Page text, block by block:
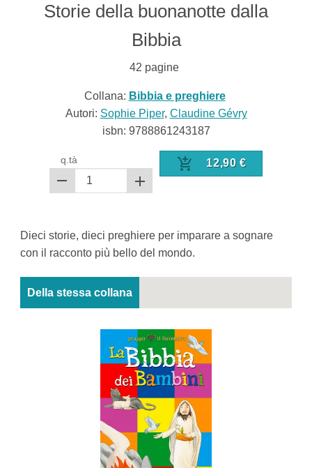
Storie della buonanotte dalla
Bibbia
42 pagine
Collana: Bibbia e preghiere
Autori: Sophie Piper, Claudine Gévry
isbn: 9788861243187
q.tà 12,90 €
Dieci storie, dieci preghiere per imparare a sognare
con il racconto più bello del mondo.
Della stessa collana